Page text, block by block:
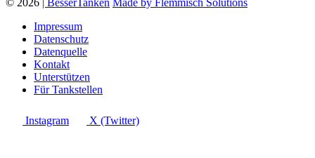
© 2026 | BesserTanken Made by Flemmisch Solutions
Impressum
Datenschutz
Datenquelle
Kontakt
Unterstützen
Für Tankstellen
Instagram X (Twitter)